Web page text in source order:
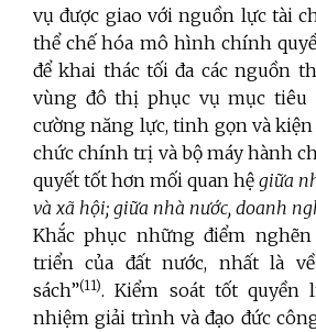
vụ được giao với nguồn lực tài
thể chế hóa mô hình chính
để khai thác tối đa các nguồn
vùng đô thị phục vụ mục tiêu
cường năng lực, tinh gọn và
chức chính trị và bộ máy hành
quyết tốt hơn mối quan hệ giữa
và xã hội; giữa nhà nước, doanh
Khắc phục những điểm
triển của đất nước, nhất là
sách”(11). Kiểm soát tốt quyền
nhiệm giải trình và đạo đức